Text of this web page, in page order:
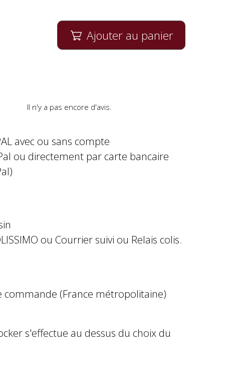
 Ajouter au panier
Il n'y a pas encore d'avis.
avec ou sans compte
ou directement par carte bancaire
ou Courrier suivi ou Relais colis.
(France métropolitaine)
s'effectue au dessus du choix du